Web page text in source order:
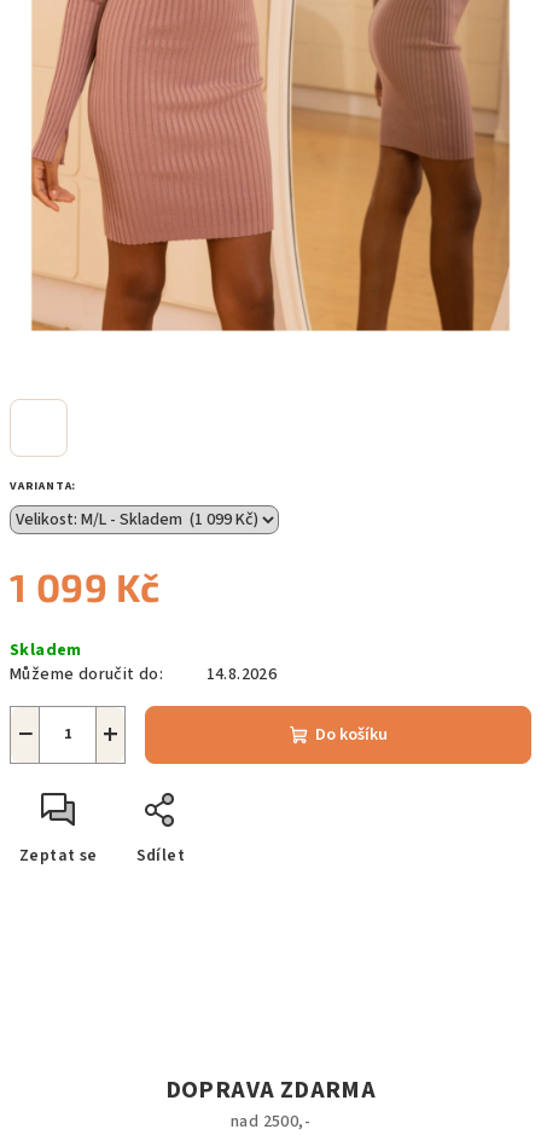
VARIANTA:
1 099 Kč
cena:
Skladem
Můžeme doručit do:
14.8.2026
+
− Do košíku
Zeptat se Sdílet
DOPRAVA ZDARMA
nad 2500,-